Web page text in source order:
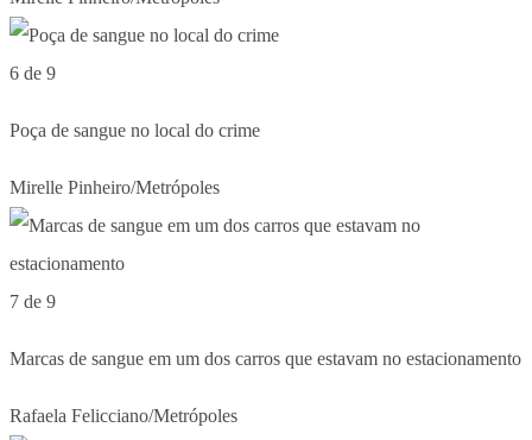
6 de 9
Poça de sangue no local do crime
Mirelle Pinheiro/Metrópoles
7 de 9
Marcas de sangue em um dos carros que estavam no estacionamento
Rafaela Felicciano/Metrópoles